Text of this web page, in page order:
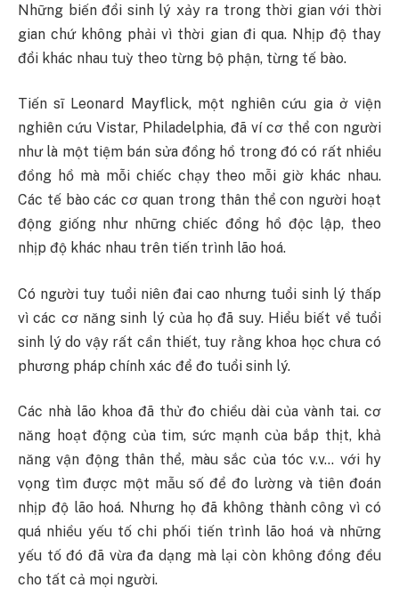
Những biến đổi sinh lý xảy ra trong thời gian với thời
gian chứ không phải vì thời gian đi qua. Nhịp độ thay
đổi khác nhau tuỳ theo từng bộ phận, từng tế bào.
Tiến sĩ Leonard Mayflick, một nghiên cứu gia ở viện
nghiên cứu Vistar, Philadelphia, đã ví cơ thể con người
như là một tiệm bán sửa đồng hồ trong đó có rất nhiều
đồng hồ mà mỗi chiếc chạy theo mỗi giờ khác nhau.
Các tế bào các cơ quan trong thân thể con người hoạt
động giống như những chiếc đồng hồ độc lập, theo
nhịp độ khác nhau trên tiến trình lão hoá.
Có người tuy tuổi niên đai cao nhưng tuổi sinh lý thấp
vì các cơ năng sinh lý của họ đã suy. Hiểu biết về tuổi
sinh lý do vậy rất cần thiết, tuy rằng khoa học chưa có
phương pháp chính xác để đo tuổi sinh lý.
Các nhà lão khoa đã thử đo chiều dài của vành tai. cơ
năng hoạt động của tim, sức mạnh của bắp thịt, khả
năng vận động thân thể, màu sắc của tóc v.v… với hy
vọng tìm được một mẫu số để đo lường và tiên đoán
nhịp độ lão hoá. Nhưng họ đã không thành công vì có
quá nhiều yếu tố chi phối tiến trình lão hoá và những
yếu tố đó đã vừa đa dạng mà lại còn không đồng đều
cho tất cả mọi người.